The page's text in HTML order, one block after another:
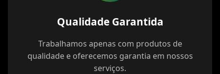
Qualidade Garantida
Trabalhamos apenas com produtos de
qualidade e oferecemos garantia em nossos
serviços.